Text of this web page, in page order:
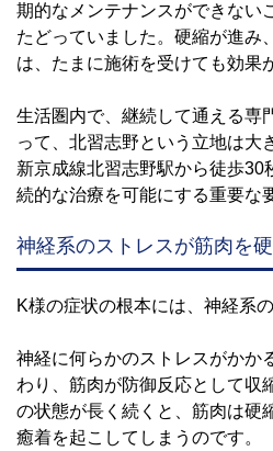
期的なメンテナンスができない
たどっていました。硬縮が進み
は、たまに施術を受けても効果
生活圏内で、継続して通える専
って、北習志野という立地は大
新京成線北習志野駅から徒歩30
続的な治療を可能にする重要な
神経系のストレスが筋肉を
K様の症状の根本には、神経系
神経に何らかのストレスがかか
わり、筋肉が防御反応として収
の状態が長く続くと、筋肉は硬
癒着を起こしてしまうのです。